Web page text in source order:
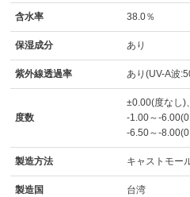
含水率 38.0％
保湿成分 あり
紫外線透過率 あり(UV-A波
度数
±0.00(度なし)
-1.00～-
-6.50～-
製造方法 キャストモー
製造国 台湾